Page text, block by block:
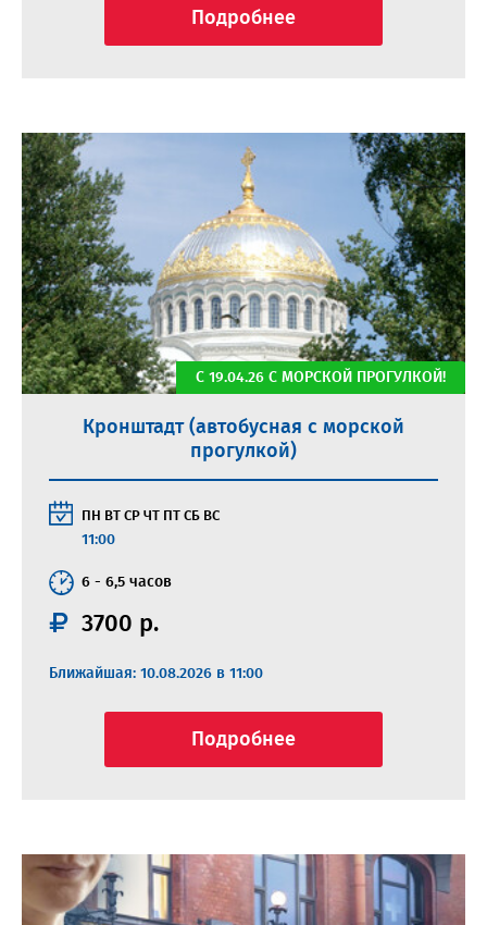
Подробнее
Кронштадт (автобусная с морской
прогулкой)
С 19.04.26 С МОРСКОЙ ПРОГУЛКОЙ!
ПН ВТ СР ЧТ СБ ВС
11:00
6 - 6,5 часов
3700 р.
Ближайшая: 10.08.2026 в 11:00
Подробнее